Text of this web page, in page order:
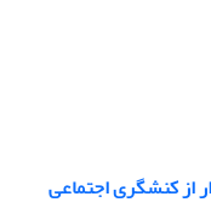
از کنشگری اجتماعی